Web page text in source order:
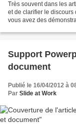
Très souvent dans les
et de clarifier le discours
vous avez des
Support
document
Publié le 16/04/2012 à
Par Slide at Work